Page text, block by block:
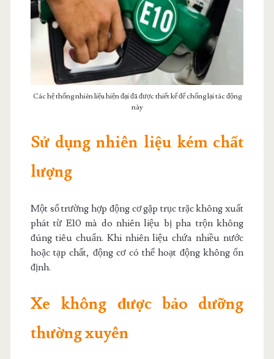
Các hệ thống nhiên liệu hiện đại đã được thiết kế để chống lại tác động
này
Sử dụng nhiên liệu kém chất
lượng
Một số trường hợp động cơ gặp trục trặc không xuất
phát từ E10 mà do nhiên liệu bị pha trộn không
đúng tiêu chuẩn. Khi nhiên liệu chứa nhiều nước
hoặc tạp chất, động cơ có thể hoạt động không ổn
định.
Xe không được bảo dưỡng
thường xuyên